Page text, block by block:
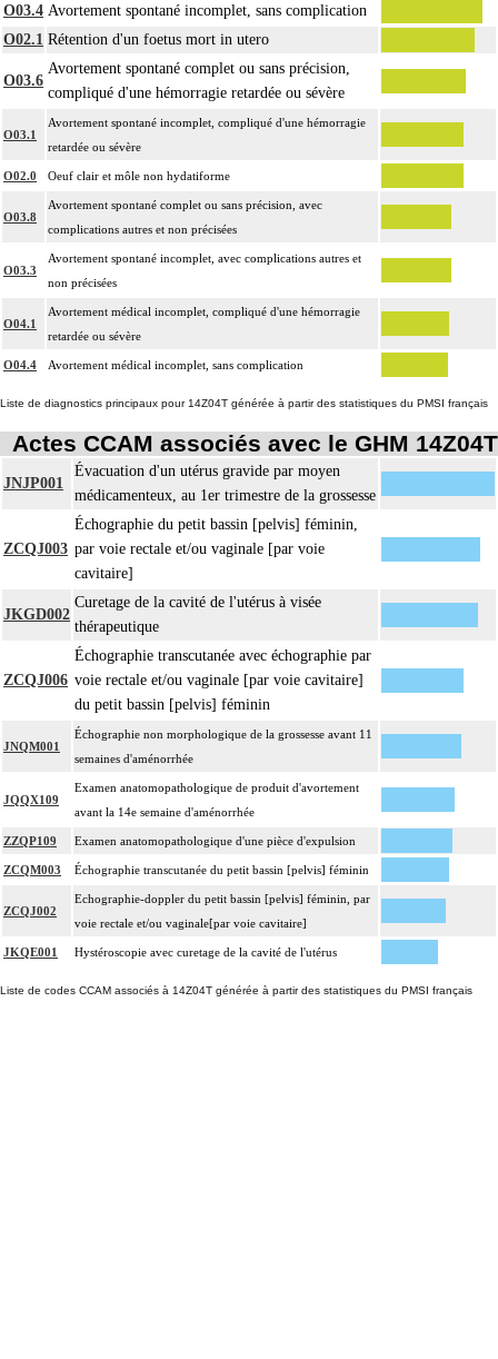
O03.4 Avortement spontané incomplet, sans complication
O02.1 Rétention d'un foetus mort in utero
O03.6
Avortement spontané complet ou sans précision,
compliqué d'une hémorragie retardée ou sévère
O03.1
Avortement spontané incomplet, compliqué d'une hémorragie
retardée ou sévère
O02.0 Oeuf clair et môle non hydatiforme
O03.8
Avortement spontané complet ou sans précision, avec
complications autres et non précisées
O03.3
Avortement spontané incomplet, avec complications autres et
non précisées
O04.1
Avortement médical incomplet, compliqué d'une hémorragie
retardée ou sévère
O04.4 Avortement médical incomplet, sans complication
Liste de diagnostics principaux pour 14Z04T générée à partir des statistiques du PMSI français
Actes CCAM associés avec le GHM 14Z04T
JNJP001
Évacuation d'un utérus gravide par moyen
médicamenteux, au 1er trimestre de la grossesse
ZCQJ003
Échographie du petit bassin [pelvis] féminin,
par voie rectale et/ou vaginale [par voie
cavitaire]
JKGD002
Curetage de la cavité de l'utérus à visée
thérapeutique
ZCQJ006
Échographie transcutanée avec échographie par
voie rectale et/ou vaginale [par voie cavitaire]
du petit bassin [pelvis] féminin
JNQM001
Échographie non morphologique de la grossesse avant 11
semaines d'aménorrhée
JQQX109
Examen anatomopathologique de produit d'avortement
avant la 14e semaine d'aménorrhée
ZZQP109 Examen anatomopathologique d'une pièce d'expulsion
ZCQM003 Échographie transcutanée du petit bassin [pelvis] féminin
ZCQJ002
Echographie-doppler du petit bassin [pelvis] féminin, par
voie rectale et/ou vaginale[par voie cavitaire]
JKQE001 Hystéroscopie avec curetage de la cavité de l'utérus
Liste de codes CCAM associés à 14Z04T générée à partir des statistiques du PMSI français